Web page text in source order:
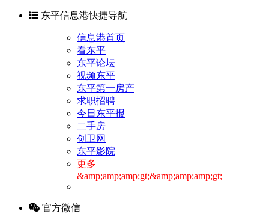
东平信息港快捷导航
信息港首页
看东平
东平论坛
视频东平
东平第一房产
求职招聘
今日东平报
二手房
创卫网
东平影院
更多
&amp;amp;amp;gt;&amp;amp;amp;gt;
官方微信